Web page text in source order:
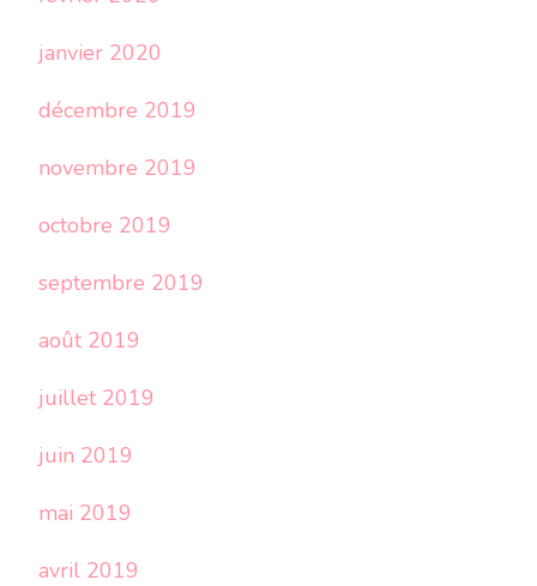
janvier 2020
décembre 2019
novembre 2019
octobre 2019
septembre 2019
août 2019
juillet 2019
juin 2019
mai 2019
avril 2019